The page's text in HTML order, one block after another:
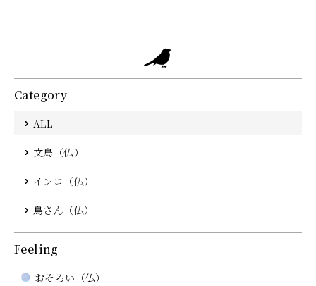
Category
ALL
文鳥（仏）
インコ（仏）
鳥さん（仏）
Feeling
おそろい（仏）